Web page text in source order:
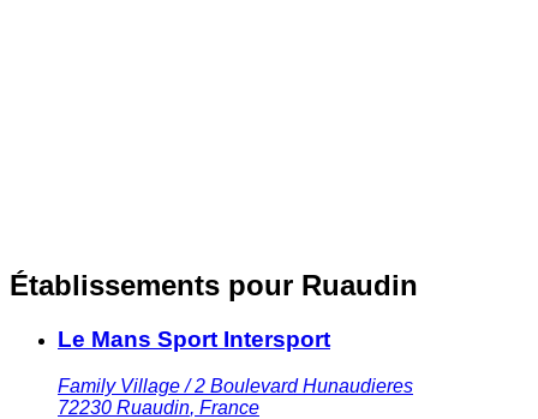
Établissements pour Ruaudin
Le Mans Sport Intersport
Family Village / 2 Boulevard Hunaudieres
72230 Ruaudin, France